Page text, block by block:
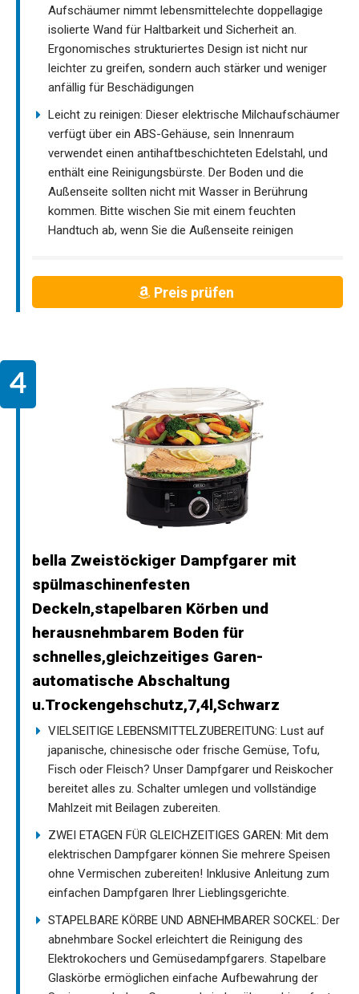
Aufschäumer nimmt lebensmittelechte doppellagige
isolierte Wand für Haltbarkeit und Sicherheit an.
Ergonomisches strukturiertes Design ist nicht nur
leichter zu greifen, sondern auch stärker und weniger
anfällig für Beschädigungen
Leicht zu reinigen: Dieser elektrische Milchaufschäumer
verfügt über ein ABS-Gehäuse, sein Innenraum
verwendet einen antihaftbeschichteten Edelstahl, und
enthält eine Reinigungsbürste. Der Boden und die
Außenseite sollten nicht mit Wasser in Berührung
kommen. Bitte wischen Sie mit einem feuchten
Handtuch ab, wenn Sie die Außenseite reinigen
Preis prüfen
bella Zweistöckiger Dampfgarer mit
spülmaschinenfesten
Deckeln,stapelbaren Körben und
herausnehmbarem Boden für
schnelles,gleichzeitiges Garen-
automatische Abschaltung
u.Trockengehschutz,7,4l,Schwarz
VIELSEITIGE LEBENSMITTELZUBEREITUNG: Lust auf
japanische, chinesische oder frische Gemüse, Tofu,
Fisch oder Fleisch? Unser Dampfgarer und Reiskocher
bereitet alles zu. Schalter umlegen und vollständige
Mahlzeit mit Beilagen zubereiten.
ZWEI ETAGEN FÜR GLEICHZEITIGES GAREN: Mit dem
elektrischen Dampfgarer können Sie mehrere Speisen
ohne Vermischen zubereiten! Inklusive Anleitung zum
einfachen Dampfgaren Ihrer Lieblingsgerichte.
STAPELBARE KÖRBE UND ABNEHMBARER SOCKEL: Der
abnehmbare Sockel erleichtert die Reinigung des
Elektrokochers und Gemüsedampfgarers. Stapelbare
Glaskörbe ermöglichen einfache Aufbewahrung der